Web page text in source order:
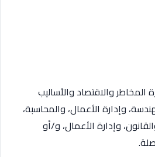
المخاطر والاقتصاد والأساليب
وإدارة الأعمال، والمحاسبة،
وإدارة الأعمال، و/أو